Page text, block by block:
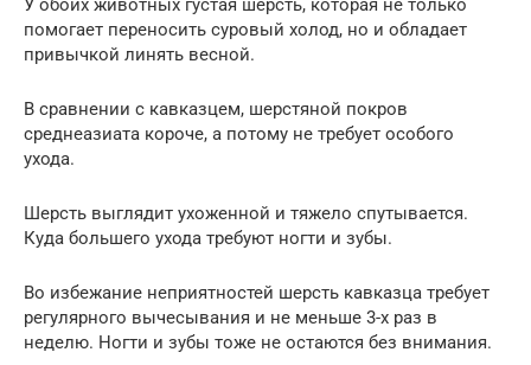
У обоих животных густая шерсть, которая не только
помогает переносить суровый холод, но и обладает
привычкой линять весной.
В сравнении с кавказцем, шерстяной покров
среднеазиата короче, а потому не требует особого
ухода.
Шерсть выглядит ухоженной и тяжело спутывается.
Куда большего ухода требуют ногти и зубы.
Во избежание неприятностей шерсть кавказца требует
регулярного вычесывания и не меньше 3-х раз в
неделю. Ногти и зубы тоже не остаются без внимания.